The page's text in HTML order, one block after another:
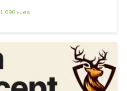
1 690 vues